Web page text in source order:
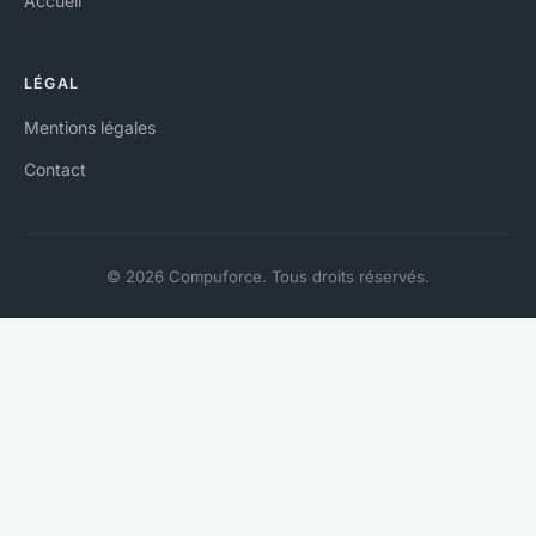
LÉGAL
Mentions légales
Contact
© 2026 Compuforce. Tous droits réservés.